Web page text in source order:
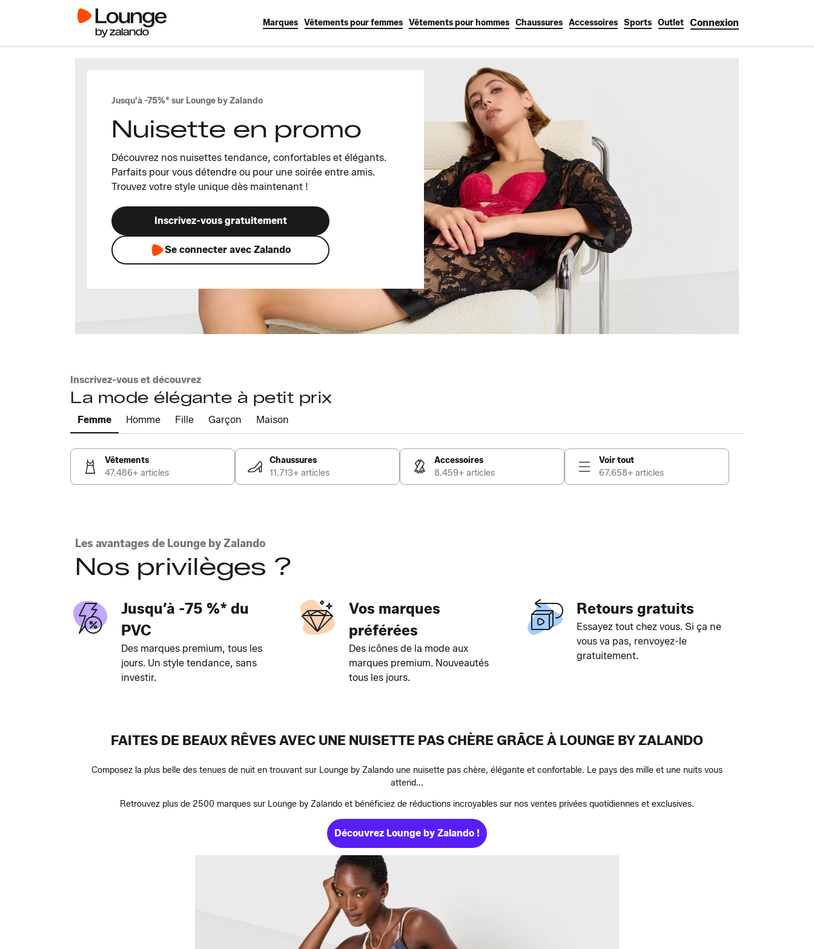
Marques Vêtements pour femmes Vêtements pour hommes Chaussures Accessoires Sports Outlet Connexion
Jusqu'à -75%* sur Lounge by Zalando
Nuisette en promo
Découvrez nos nuisettes tendance, confortables et élégants.
Parfaits pour vous détendre ou pour une soirée entre amis.
Trouvez votre style unique dès maintenant !
Inscrivez-vous gratuitement
Se connecter avec Zalando
Inscrivez-vous et découvrez
La mode élégante à petit prix
Femme Homme Fille Garçon Maison
Vêtements
47.486+ articles
Chaussures
11.713+ articles
Accessoires
8.459+ articles
Voir tout
67.658+ articles
Les avantages de Lounge by Zalando
Nos privilèges ?
Jusqu’à -75 %* du
PVC
Des marques premium, tous les
jours. Un style tendance, sans
investir.
Vos marques
préférées
Des icônes de la mode aux
marques premium. Nouveautés
tous les jours.
Retours gratuits
Essayez tout chez vous. Si ça ne
vous va pas, renvoyez-le
gratuitement.
FAITES DE BEAUX RÊVES AVEC UNE NUISETTE PAS CHÈRE GRÂCE À LOUNGE BY ZALANDO
Composez la plus belle des tenues de nuit en trouvant sur Lounge by Zalando une nuisette pas chère, élégante et confortable. Le pays des mille et une nuits vous
attend...
Retrouvez plus de 2500 marques sur Lounge by Zalando et bénéficiez de réductions incroyables sur nos ventes privées quotidiennes et exclusives.
Découvrez Lounge by Zalando !